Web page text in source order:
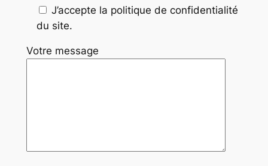
J’accepte la politique de confidentialité
du site.
Votre message